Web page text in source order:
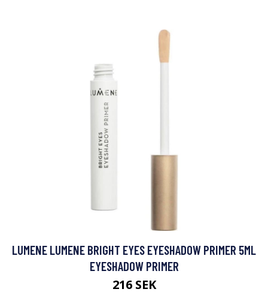
LUMENE LUMENE BRIGHT EYES EYESHADOW PRIMER 5ML
EYESHADOW PRIMER
216 SEK